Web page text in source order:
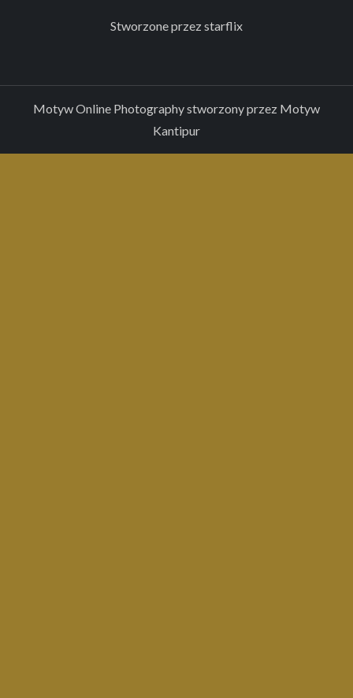
Stworzone przezstarflix
Motyw Online Photography stworzony przez Motyw
Kantipur